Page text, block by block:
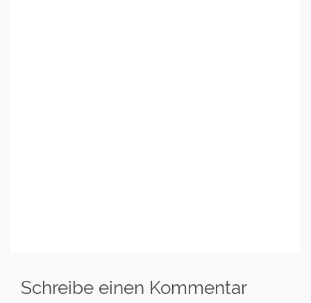
Schreibe einen Kommentar